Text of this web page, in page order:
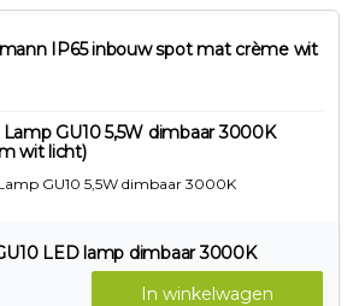
IP65 inbouw spot mat crème wit
Lamp GU10 5,5W dimbaar 3000K
wit licht)
GU10 5,5W dimbaar 3000K
LED lamp dimbaar 3000K
In winkelwagen